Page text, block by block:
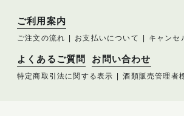
ご利用案内
ご注文の流れ お支払いについて キャンセ
よくあるご質問 お問い合わせ
特定商取引法に関する表示 酒類販売管理者